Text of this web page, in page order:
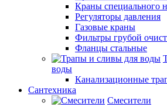
Краны специального
Регуляторы давления
Газовые краны
Фильтры грубой
Фланцы стальные
воды
Канализационные
Сантехника
Смесители